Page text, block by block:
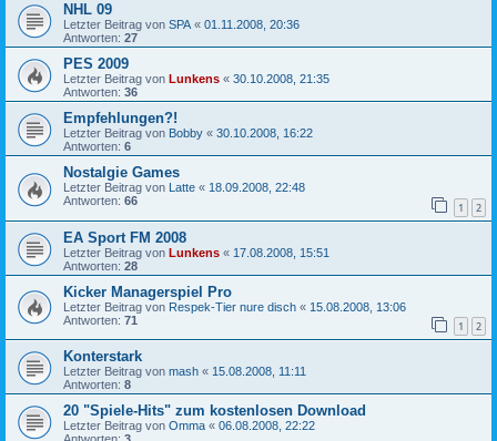
NHL 09
Letzter Beitrag von SPA « 01.11.2008, 20:36
Antworten: 27
PES 2009
Letzter Beitrag von Lunkens « 30.10.2008, 21:35
Antworten: 36
Empfehlungen?!
Letzter Beitrag von Bobby « 30.10.2008, 16:22
Antworten: 6
Nostalgie Games
Letzter Beitrag von Latte « 18.09.2008, 22:48
Antworten: 66 1 2
EA Sport FM 2008
Letzter Beitrag von Lunkens « 17.08.2008, 15:51
Antworten: 28
Kicker Managerspiel Pro
Letzter Beitrag von Respek-Tier nure disch « 15.08.2008, 13:06
Antworten: 71 1 2
Konterstark
Letzter Beitrag von mash « 15.08.2008, 11:11
Antworten: 8
20 "Spiele-Hits" zum kostenlosen Download
Letzter Beitrag von Omma « 06.08.2008, 22:22